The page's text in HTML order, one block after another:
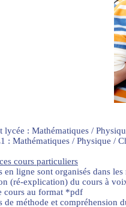
lycée : Mathématiques /
: Mathématiques / Physique /
cours particuliers
en ligne sont organisés dans
(ré-explication) du cours à
cours au format *pdf
de méthode et compréhension